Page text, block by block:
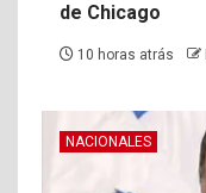
de Chicago
10 horas atrás
NACIONALES